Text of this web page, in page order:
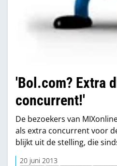
'Bol.com? Extra
concurrent!'
De bezoekers van
als extra concurrent voor
blijkt uit de stelling, die
staat.
20 juni 2013